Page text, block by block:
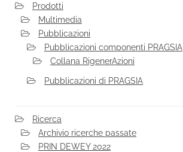
Prodotti
Multimedia
Pubblicazioni
Pubblicazioni componenti PRAGSIA
Collana RigenerAzioni
Pubblicazioni di PRAGSIA
Ricerca
Archivio ricerche passate
PRIN DEWEY 2022